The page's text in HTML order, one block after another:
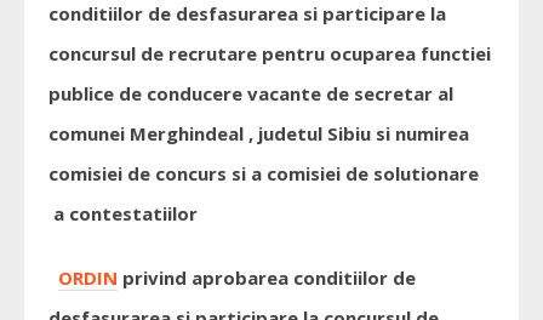
conditiilor de desfasurarea si participare la
concursul de recrutare pentru ocuparea functiei
publice de conducere vacante de secretar al
comunei Merghindeal , judetul Sibiu si numirea
comisiei de concurs si a comisiei de solutionare
a contestatiilor
ORDIN privind aprobarea conditiilor de